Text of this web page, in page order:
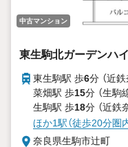
中古マンション
東生駒北ガーデンハ
東生駒駅 歩6分 （近鉄
菜畑駅 歩15分 （生駒
生駒駅 歩18分 （近鉄
ほか1駅（徒歩20分圏内
奈良県生駒市辻町